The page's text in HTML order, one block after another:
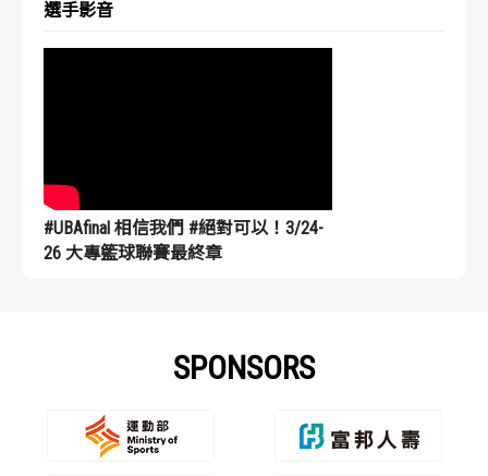
選手影音
#UBAfinal 相信我們 #絕對可以！3/24-
26 大專籃球聯賽最終章
SPONSORS